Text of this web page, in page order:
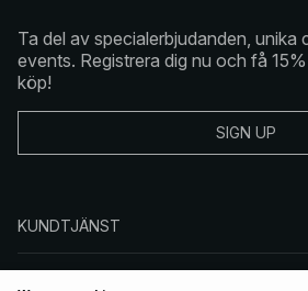
Ta del av specialerbjudanden, unika
events. Registrera dig nu och få
köp!
SIGN UP
KUNDTJÄNST